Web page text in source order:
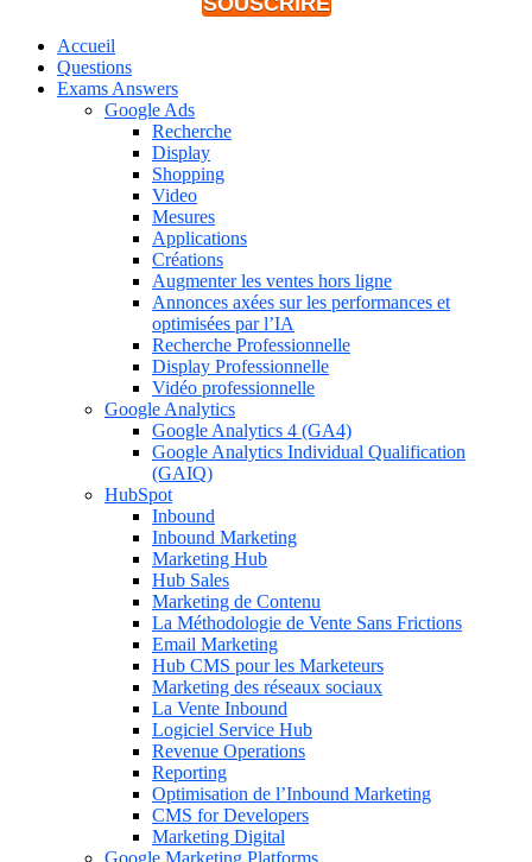
Accueil
Questions
Exams Answers
Google Ads
Recherche
Display
Shopping
Video
Mesures
Applications
Créations
Augmenter les ventes hors ligne
Annonces axées sur les performances et
optimisées par l’IA
Recherche Professionnelle
Display Professionnelle
Vidéo professionnelle
Google Analytics
Google Analytics 4 (GA4)
Google Analytics Individual Qualification
(GAIQ)
HubSpot
Inbound
Inbound Marketing
Marketing Hub
Hub Sales
Marketing de Contenu
La Méthodologie de Vente Sans Frictions
Email Marketing
Hub CMS pour les Marketeurs
Marketing des réseaux sociaux
La Vente Inbound
Logiciel Service Hub
Revenue Operations
Reporting
Optimisation de l’Inbound Marketing
CMS for Developers
Marketing Digital
Google Marketing Platforms